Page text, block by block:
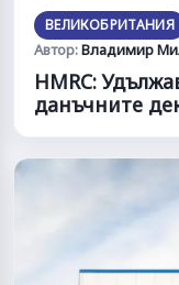
ВЕЛИКОБРИТАНИЯ
Автор:Владимир
HMRC:
данъчните